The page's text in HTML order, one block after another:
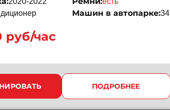
руб/час
Машин в автопарке:34
ПОДРОБНЕЕ